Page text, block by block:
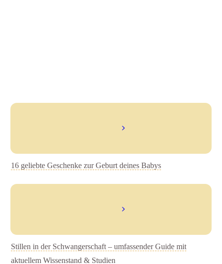
16 geliebte Geschenke zur Geburt deines Babys
Stillen in der Schwangerschaft – umfassender Guide mit
aktuellem Wissenstand & Studien